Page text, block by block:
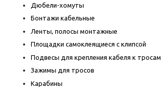
Дюбели-хомуты
Бонтажи кабельные
Ленты, полосы монтажные
Площадки самоклеящиеся с клипсой
Подвесы для крепления кабеля к тросам
Зажимы для тросов
Карабины